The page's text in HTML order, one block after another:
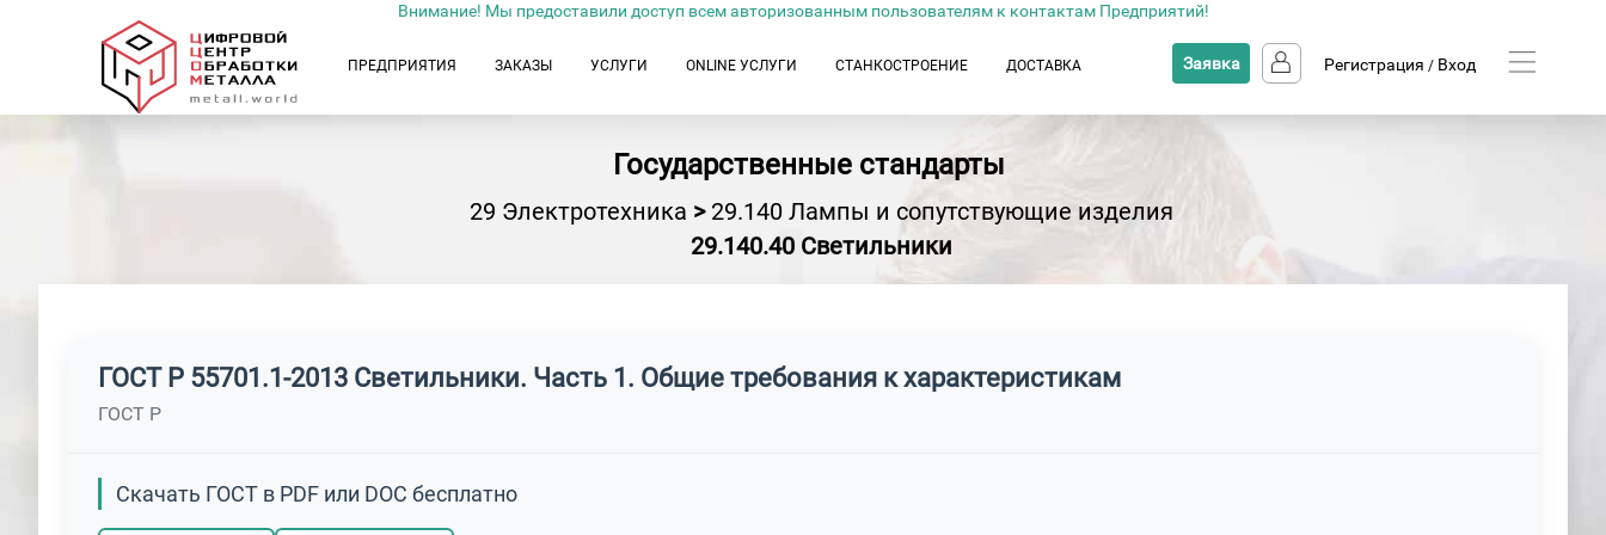
Внимание! Мы предоставили доступ всем авторизованным пользователям к контактам Предприятий!
ПРЕДПРИЯТИЯ ЗАКАЗЫ УСЛУГИ ONLINE УСЛУГИ СТАНКОСТРОЕНИЕ ДОСТАВКА Заявка Регистрация / Вход
Государственные стандарты
29 Электротехника > 29.140 Лампы и сопутствующие изделия
29.140.40 Светильники
ГОСТ Р 55701.1-2013 Светильники. Часть 1. Общие требования к характеристикам
ГОСТ Р
Скачать ГОСТ в PDF или DOC бесплатно